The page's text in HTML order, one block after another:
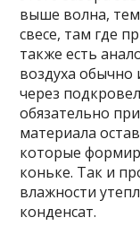
выше волна,
свесе, там где
также есть
воздуха обычно
через
обязательно
материала
которые
коньке. Так и
влажности
конденсат.